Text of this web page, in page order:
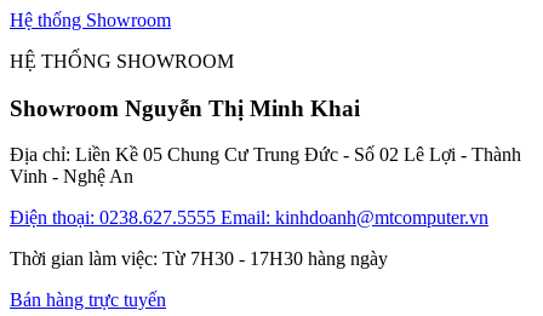
Hệ thống Showroom
HỆ THỐNG SHOWROOM
Showroom Nguyễn Thị Minh Khai
Địa chỉ: Liền Kề 05 Chung Cư Trung Đức - Số 02 Lê Lợi - Thành
Vinh - Nghệ An
Điện thoại: 0238.627.5555 Email: kinhdoanh@mtcomputer.vn
Thời gian làm việc: Từ 7H30 - 17H30 hàng ngày
Bán hàng trực tuyến